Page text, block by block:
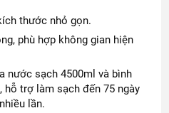
thước nhỏ gọn.
phù hợp không gian hiện
nước sạch 4500ml và bình
hỗ trợ làm sạch đến 75 ngày
lần.